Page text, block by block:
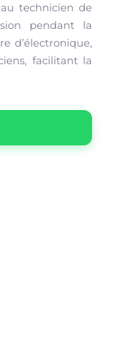
technicien de
pendant la
d’électronique,
facilitant la